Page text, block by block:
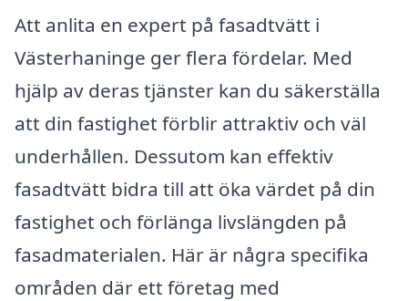
Att anlita en expert på fasadtvätt i
Västerhaninge ger flera fördelar. Med
hjälp av deras tjänster kan du säkerställa
att din fastighet förblir attraktiv och väl
underhållen. Dessutom kan effektiv
fasadtvätt bidra till att öka värdet på din
fastighet och förlänga livslängden på
fasadmaterialen. Här är några specifika
områden där ett företag med